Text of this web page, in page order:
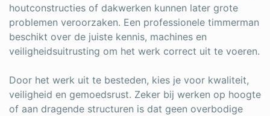
houtconstructies of dakwerken kunnen later grote
problemen veroorzaken. Een professionele timmerman
beschikt over de juiste kennis, machines en
veiligheidsuitrusting om het werk correct uit te voeren.
Door het werk uit te besteden, kies je voor kwaliteit,
veiligheid en gemoedsrust. Zeker bij werken op hoogte
of aan dragende structuren is dat geen overbodige